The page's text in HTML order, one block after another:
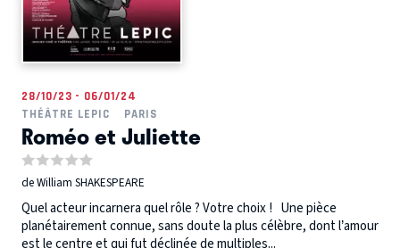
28/10/23 - 06/01/24
THÉÂTRE LEPIC
PARIS
Roméo et Juliette
de William SHAKESPEARE
Quel acteur incarnera quel rôle ? Votre choix ! Une pièce
planétairement connue, sans doute la plus célèbre, dont l’amour
est le centre et qui fut déclinée de multiples...